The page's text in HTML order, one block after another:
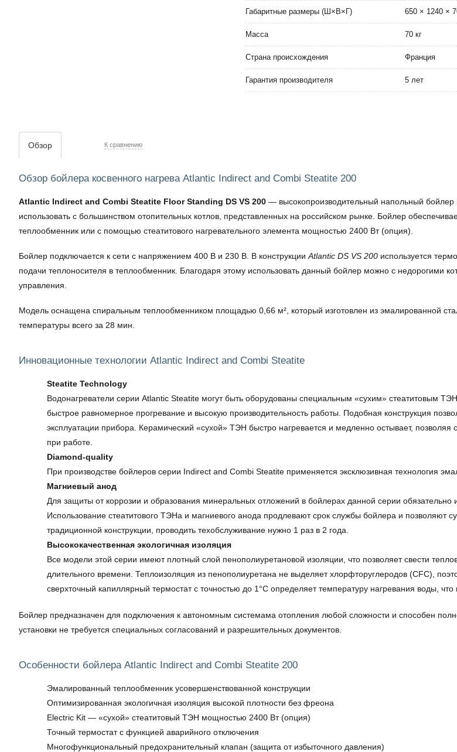
Габаритные размеры (Ш×В×Г) 650 × 1240 ×
Масса 70 кг
Страна происхождения Франция
Гарантия производителя 5 лет
Обзор К сравнению
Обзор бойлера косвенного нагрева Atlantic Indirect and Combi Steatite 200
Atlantic Indirect and Combi Steatite Floor Standing DS VS 200 — высокопроизводительный напольный бойлер
использовать с большинством отопительных котлов, представленных на российском рынке. Бойлер
теплообменник или с помощью стеатитового нагревательного элемента мощностью 2400 Вт (опция).
Бойлер подключается к сети с напряжением 400 В и 230 В. В конструкции Atlantic DS VS 200 используется
подачи теплоносителя в теплообменник. Благодаря этому использовать данный бойлер можно с недорогими
управления.
Модель оснащена спиральным теплообменником площадью 0,66 м², который изготовлен из эмалированной
температуры всего за 28 мин.
Инновационные технологии Atlantic Indirect and Combi Steatite
Steatite Technology
Водонагреватели серии Atlantic Steatite могут быть оборудованы специальным «сухим» стеатитовым
быстрое равномерное прогревание и высокую производительность работы. Подобная конструкция
эксплуатации прибора. Керамический «сухой» ТЭН быстро нагревается и медленно остывает, позволяя
при работе.
Diamond-quality​
При производстве бойлеров серии Indirect and Combi Steatite применяется эксклюзивная технология
Магниевый анод
Для защиты от коррозии и образования минеральных отложений в бойлерах данной серии обязательно
Использование стеатитового ТЭНа и магниевого анода продлевают срок службы бойлера и позволяют
традиционной конструкции, проводить техобслуживание нужно 1 раз в 2 года.
Высококачественная экологичная изоляция
Все модели этой серии имеют плотный слой пенополиуретановой изоляции, что позволяет свести
длительного времени. Теплоизоляция из пенополиуретана не выделяет хлорфторуглеродов (CFC),
сверхточный капиллярный термостат с точностью до 1°C определяет температуру нагревания воды, что
Бойлер предназначен для подключения к автономным системама отопления любой сложности и способен
установки не требуется специальных согласований и разрешительных документов.
Особенности бойлера Atlantic Indirect and Combi Steatite 200
Эмалированный теплообменник усовершенствованной конструкции
Оптимизированная экологичная изоляция высокой плотности без фреона
Electric Kit — «сухой» стеатитовый ТЭН мощностью 2400 Вт (опция)
Точный термостат с функцией аварийного отключения
Многофункциональный предохранительный клапан (защита от избыточного давления)